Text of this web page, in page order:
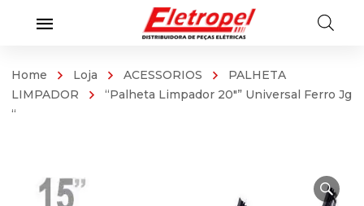
Home Loja ACESSORIOS
PALHETA
LIMPADOR
“Palheta Limpador 20″” Universal Ferro Jg
“